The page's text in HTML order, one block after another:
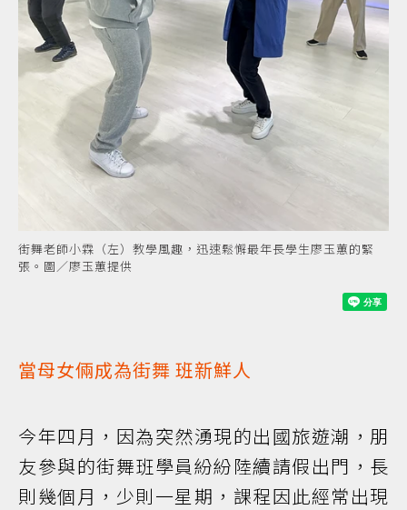
街舞老師小霖（左）教學風趣，迅速鬆懈最年長學生廖玉蕙的緊
張。圖／廖玉蕙提供
當母女倆成為街舞 班新鮮人
今年四月，因為突然湧現的出國旅遊潮，朋
友參與的街舞班學員紛紛陸續請假出門，長
則幾個月，少則一星期，課程因此經常出現